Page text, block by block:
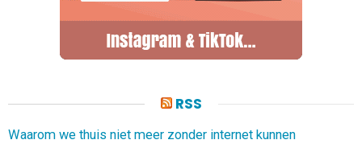
RSS
Waarom we thuis niet meer zonder internet kunnen